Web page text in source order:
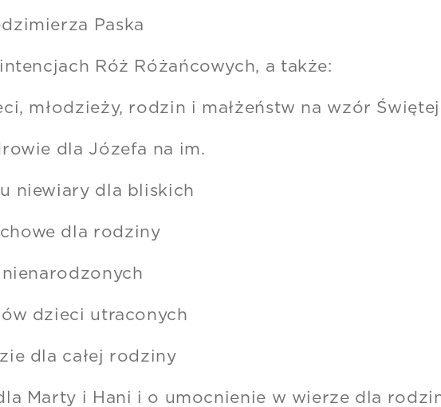
Paska
Róż Różańcowych, a także:
młodzieży, rodzin i małżeństw na wzór
dla Józefa na im.
niewiary dla bliskich
dla rodziny
dzieci utraconych
dla całej rodziny
Marty i Hani i o umocnienie w wierze dla